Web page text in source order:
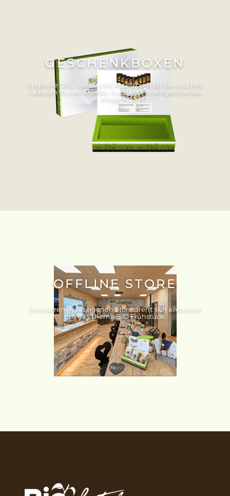
GESCHENKBOXEN
Originelle Geschenke und Accessoires für Sie und Ihre
Liebsten für alle Anlässe. Auch als Firmengeschenke
möglich.
OFFLINE STORE
In unserem hauseigenen Store dreht sich alles rund
um das Thema BIO Frühstück.